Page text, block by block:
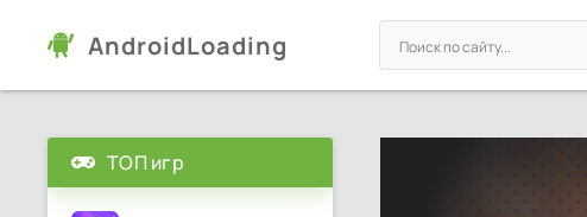
AndroidLoading
ТОП игр